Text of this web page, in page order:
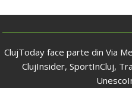
ClujToday face parte din Via
ClujInsider, SportInCluj,